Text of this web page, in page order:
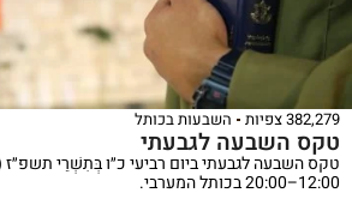
382,279 צפיות השבעות בכותל
טקס השבעה לגבעתי
12:00–20:00 בכותל המערבי.